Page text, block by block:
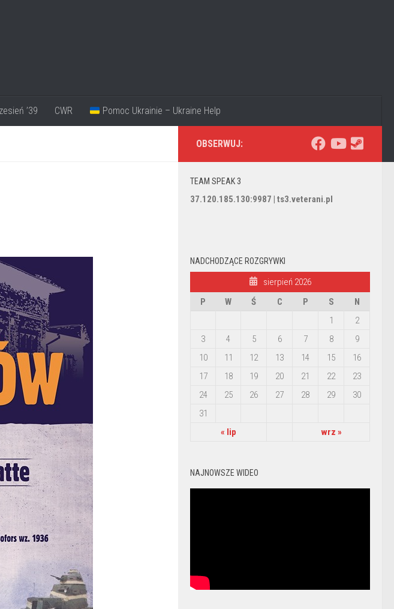
’39 CWR Pomoc Ukrainie – Ukraine Help
OBSERWUJ:
TEAM SPEAK 3
37.120.185.130:9987 | ts3.veterani.pl
NADCHODZĄCE ROZGRYWKI
sierpień 2026
P
W Ś C P S
N
1
2
3
4 5 6 7 8
9
10
11 12 13 14 15
16
17
18 19 20 21 22
23
24
25 26 27 28 29
30
31
« lip
wrz »
NAJNOWSZE WIDEO